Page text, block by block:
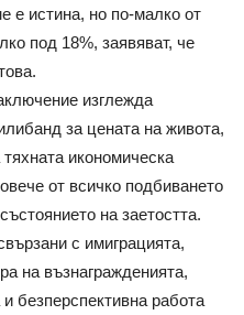
е истина, но по-малко от
под 18%, заявяват, че
изглежда
за цената на живота,
икономическа
от всичко подбиването
на заетостта.
с имиграцията,
на възнагражденията,
безперспективна работа